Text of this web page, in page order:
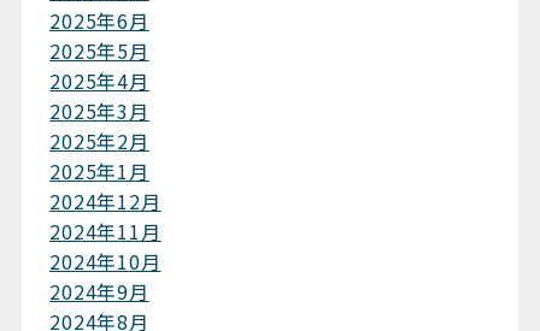
2025年6月
2025年5月
2025年4月
2025年3月
2025年2月
2025年1月
2024年12月
2024年11月
2024年10月
2024年9月
2024年8月